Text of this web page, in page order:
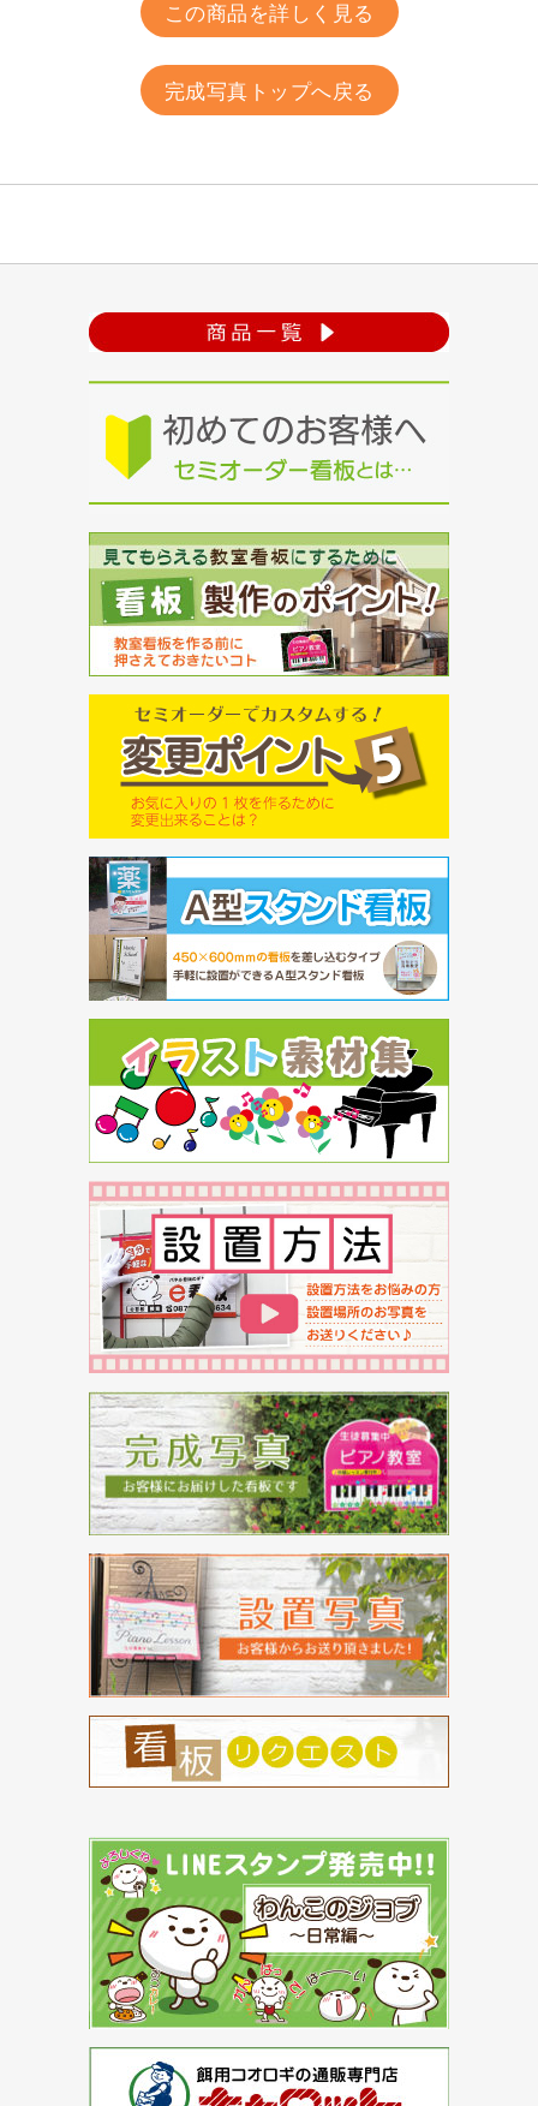
この商品を詳しく見る
完成写真トップへ戻る